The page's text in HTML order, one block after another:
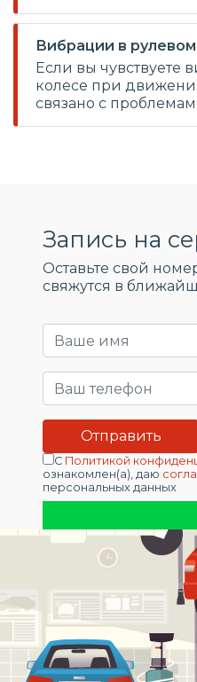
Вибрации в
Если вы чувствуете
колесе при
связано с
Запись на
Оставьте свой
свяжутся в
С Политикой
ознакомлен(а), даю
персональных данных